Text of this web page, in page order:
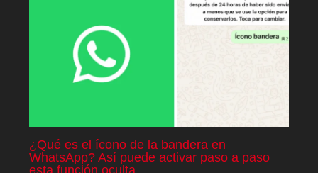
¿Qué es el ícono de la bandera en
WhatsApp? Así puede activar paso a paso